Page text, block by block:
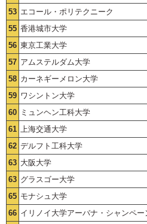
53 エコール・ポリテクニーク
55 香港城市大学
56 東京工業大学
57 アムステルダム大学
58 カーネギーメロン大学
59 ワシントン大学
60
ミュンヘン工科大学
61
上海交通大学
62 デルフト工科大学
63 大阪大学
63 グラスゴー大学
65 モナシュ大学
66 イリノイ大学アーバナ・シャンペー